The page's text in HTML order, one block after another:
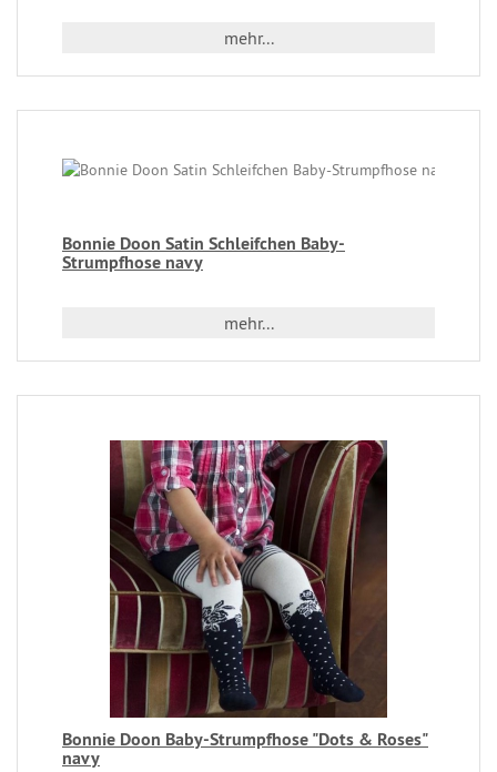
mehr...
Bonnie Doon Satin Schleifchen Baby-
Strumpfhose navy
mehr...
Bonnie Doon Baby-Strumpfhose "Dots & Roses"
navy